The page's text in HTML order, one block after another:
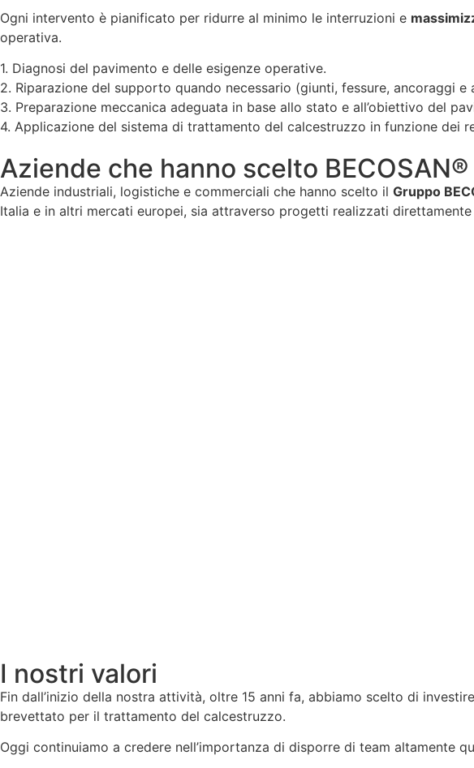
Ogni intervento è pianificato per ridurre al minimo le interruzioni e
operativa.
1. Diagnosi del pavimento e delle esigenze operative.
2. Riparazione del supporto quando necessario (giunti, fessure, ancoraggi e
3. Preparazione meccanica adeguata in base allo stato e all’obiettivo del
4. Applicazione del sistema di trattamento del calcestruzzo in funzione dei
Aziende che hanno scelto BECOSAN®
Aziende industriali, logistiche e commerciali che hanno scelto il Gruppo
Italia e in altri mercati europei, sia attraverso progetti realizzati
I nostri valori
Fin dall’inizio della nostra attività, oltre 15 anni fa, abbiamo scelto di
brevettato per il trattamento del calcestruzzo.
Oggi continuiamo a credere nell’importanza di disporre di team altamente